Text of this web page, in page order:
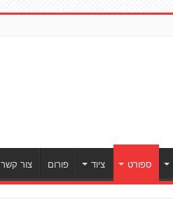
ספורט ציוד פורום צור קשר